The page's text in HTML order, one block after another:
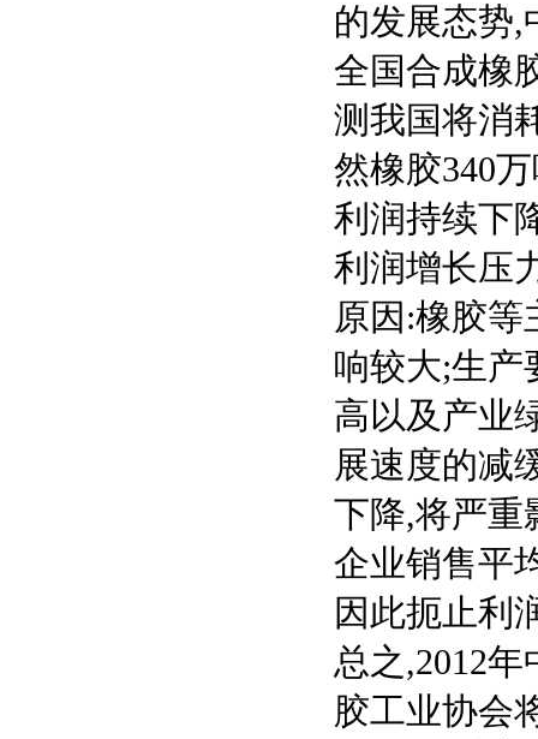
的发展态势,
全国合成橡
测我国将消
然橡胶340
利润持续下
利润增长压
原因:橡胶等
响较大;生产
高以及产业
展速度的减
下降,将严重
企业销售平
因此扼止利
总之,2012
胶工业协会